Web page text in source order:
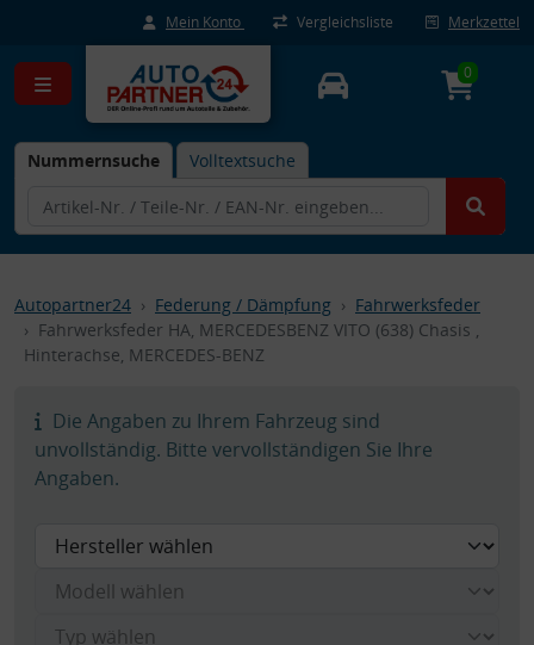
Mein Konto Vergleichsliste Merkzettel
Nummernsuche Volltextsuche
0
Autopartner24 Federung / Dämpfung
Fahrwerksfeder
Fahrwerksfeder HA, MERCEDESBENZ VITO (638) Chasis ,
Hinterachse, MERCEDES-BENZ
Die Angaben zu Ihrem Fahrzeug sind
unvollständig. Bitte vervollständigen Sie Ihre
Angaben.